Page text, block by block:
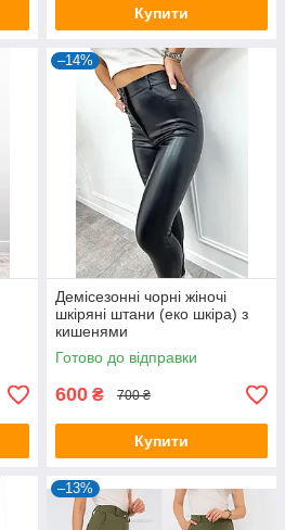
Купити
–14%
Демісезонні чорні жіночі
шкіряні штани (еко шкіра) з
кишенями
Готово до відправки
600 ₴ 700 ₴
Купити
–13%